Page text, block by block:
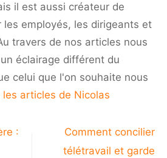
il est aussi créateur de
les employés, les dirigeants et
travers de nos articles nous
éclairage différent du
celui que l'on souhaite nous
les articles de Nicolas
:
Comment concilier
télétravail et garde